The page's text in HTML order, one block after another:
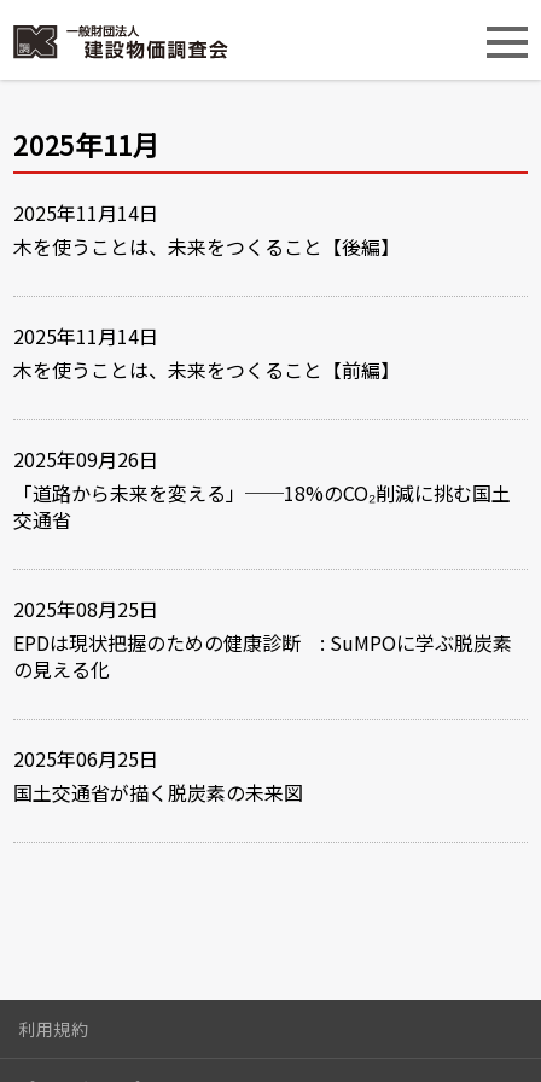
2025年11月
2025年11月14日
木を使うことは、未来をつくること【後編】
2025年11月14日
木を使うことは、未来をつくること【前編】
2025年09月26日
「道路から未来を変える」──18%のCO₂削減に挑む国土
交通省
2025年08月25日
EPDは現状把握のための健康診断 : SuMPOに学ぶ脱炭素
の見える化
2025年06月25日
国土交通省が描く脱炭素の未来図
利用規約